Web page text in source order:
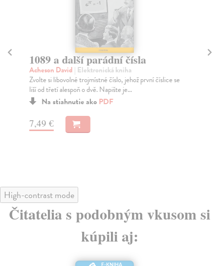
1089 a další parádní čísla
Acheson David | Elektronická kniha
Zvolte si libovolné trojmístné číslo, jehož první číslice se
liší od třetí alespoň o dvě. Napište je...
Na stiahnutie ako PDF
7,49 €
High-contrast mode
Čitatelia s podobným vkusom si
kúpili aj: